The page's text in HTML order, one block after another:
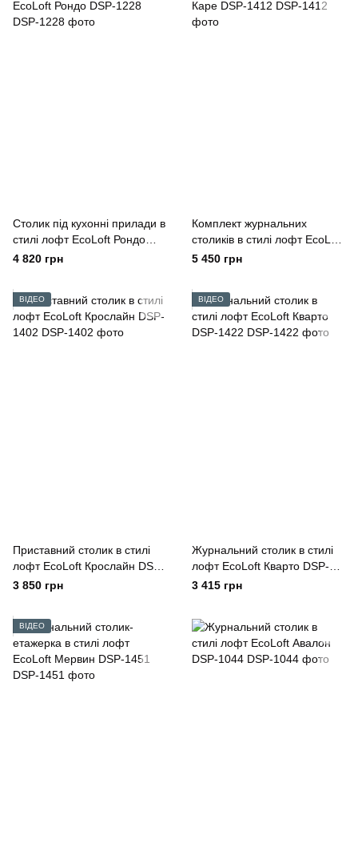
Столик під кухонні прилади в
стилі лофт EcoLoft Рондо
DSP-1228
4 820 грн
Комплект журнальних
столиків в стилі лофт EcoLoft
Каре DSP-1412
5 450 грн
ВІДЕО
Приставний столик в стилі
лофт EcoLoft Крослайн DSP-
1402
3 850 грн
ВІДЕО
Журнальний столик в стилі
лофт EcoLoft Кварто DSP-
1422
3 415 грн
ВІДЕО